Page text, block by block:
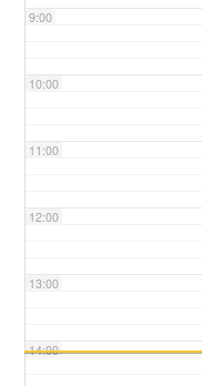
9:00
10:00
11:00
12:00
13:00
14:00